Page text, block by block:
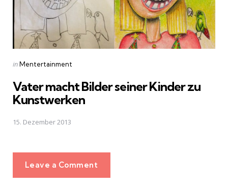
Posted
inMentertainment
Vater macht Bilder seiner Kinder zu
Kunstwerken
15. Dezember 2013
Leave a Comment